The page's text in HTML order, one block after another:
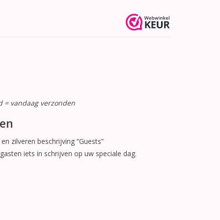
= vandaag verzonden
zilveren beschrijving “Guests”
iets in schrijven op uw speciale dag.